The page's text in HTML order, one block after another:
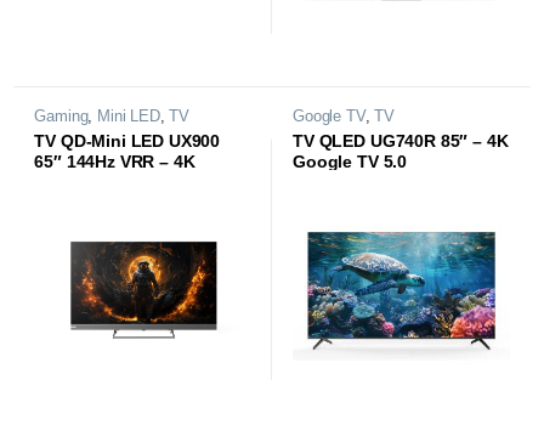
Gaming, Mini LED,TV
TV QD-Mini LED UX900
65″ 144Hz VRR – 4K
Google TV,TV
TV QLED UG740R 85″ – 4K
Google TV 5.0